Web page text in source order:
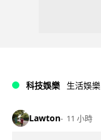
科技娛樂 生活娛樂
Lawton 11 小時